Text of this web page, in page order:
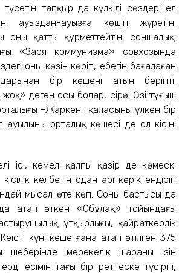
тапқыр да күлкілі сөздері ел
ауыздан-ауызға көшіп жүретін.
оны қатты құрметтейтіні соншалық:
«Заря коммунизма» совхозында
оның көзін көріп, еңбегін бағалаған
бір көшенің атын беріпті.
деген осы болар, сірә! Өзі тұңғыш
–Жаркент қаласының үлкен бір
орталық көшесі де ол кісінің
ісі, кемел қалпы қазір де көмескі
келбетін одан әрі көріктендіріп
мысал өте көп. Соның бастысы да
атап өткен «Обұлақ» тойындағы
ұтқырлығы, қайраткерлік
күні кеше ғана атап өтілген 375
мерекелік шараның ізін
есімін тағы бір рет еске түсіріп,